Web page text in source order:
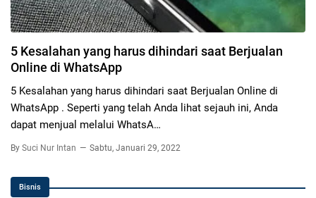
5 Kesalahan yang harus dihindari saat Berjualan
Online di WhatsApp
5 Kesalahan yang harus dihindari saat Berjualan Online di
WhatsApp . Seperti yang telah Anda lihat sejauh ini, Anda
dapat menjual melalui WhatsA…
By Suci Nur Intan Sabtu, Januari 29, 2022
Bisnis